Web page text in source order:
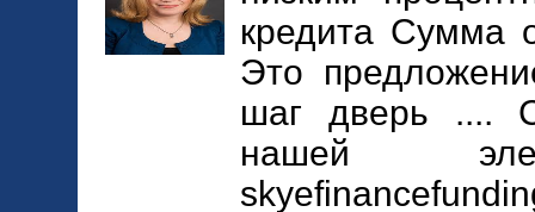
кредита Сумма
Это
шаг дверь ....
нашей